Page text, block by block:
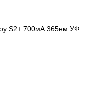
S2+ 700мА 365нм УФ